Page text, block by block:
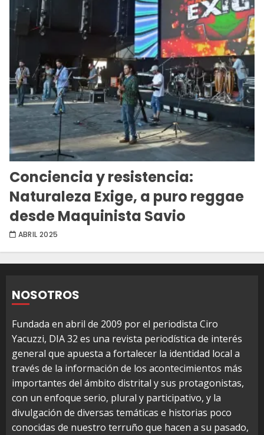
Conciencia y resistencia:
Naturaleza Exige, a puro reggae
desde Maquinista Savio
ABRIL 2025
NOSOTROS
Fundada en abril de 2009 por el periodista Ciro
Yacuzzi, DIA 32 es una revista periodística de interés
general que apuesta a fortalecer la identidad local a
través de la información de los acontecimientos más
importantes del ámbito distrital y sus protagonistas,
con un enfoque serio, plural y participativo, y la
divulgación de diversas temáticas e historias poco
conocidas de nuestro terruño que hacen a su pasado,